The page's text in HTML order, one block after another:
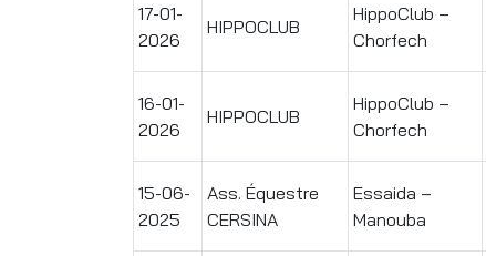
17-01-
2026
HIPPOCLUB
HippoClub –
Chorfech
16-01-
2026
HIPPOCLUB
HippoClub –
Chorfech
15-06-
2025
Ass. Équestre
CERSINA
Essaida –
Manouba